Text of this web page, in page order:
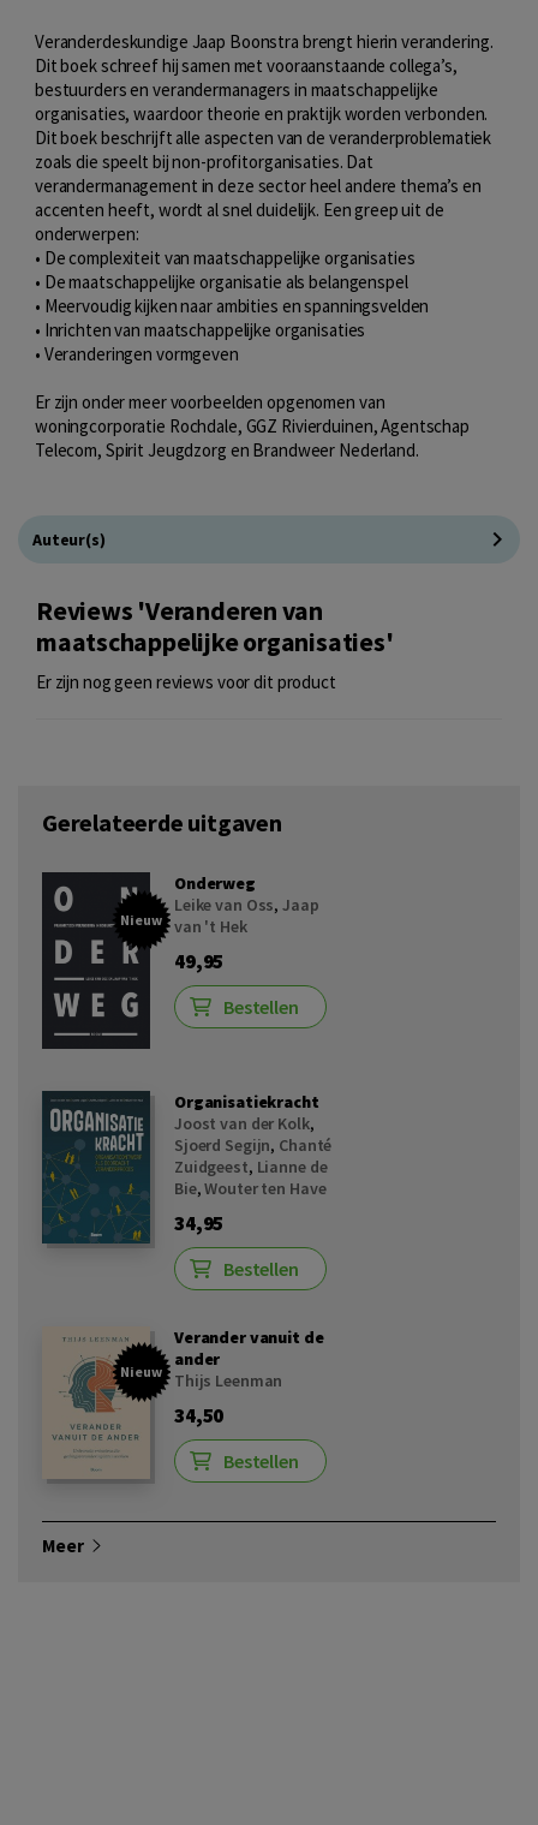
Veranderdeskundige Jaap Boonstra brengt hierin verandering.
Dit boek schreef hij samen met vooraanstaande collega’s,
bestuurders en verandermanagers in maatschappelijke
organisaties, waardoor theorie en praktijk worden verbonden.
Dit boek beschrijft alle aspecten van de veranderproblematiek
zoals die speelt bij non-profitorganisaties. Dat
verandermanagement in deze sector heel andere thema’s en
accenten heeft, wordt al snel duidelijk. Een greep uit de
onderwerpen:
• De complexiteit van maatschappelijke organisaties
• De maatschappelijke organisatie als belangenspel
• Meervoudig kijken naar ambities en spanningsvelden
• Inrichten van maatschappelijke organisaties
• Veranderingen vormgeven
Er zijn onder meer voorbeelden opgenomen van
woningcorporatie Rochdale, GGZ Rivierduinen, Agentschap
Telecom, Spirit Jeugdzorg en Brandweer Nederland.
Auteur(s)
Reviews 'Veranderen van
maatschappelijke organisaties'
Er zijn nog geen reviews voor dit product
Gerelateerde uitgaven
Nieuw
Onderweg
Leike van Oss,Jaap
van 't Hek
49,95
Bestellen
Organisatiekracht
Joost van der Kolk,
Sjoerd Segijn, Chanté
Zuidgeest, Lianne de
Bie,Wouter ten Have
34,95
Bestellen
Nieuw
Verander vanuit de
ander
Thijs Leenman
34,50
Bestellen
Meer